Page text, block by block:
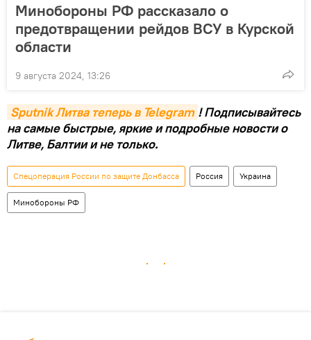
Минобороны РФ рассказало о
предотвращении рейдов ВСУ в Курской
области
9 августа 2024, 13:26
Sputnik Литва теперь в Telegram ! Подписывайтесь
на самые быстрые, яркие и подробные новости о
Литве, Балтии и не только.
Спецоперация России по защите Донбасса Россия Украина
Минобороны РФ